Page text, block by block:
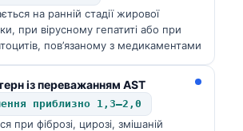
на ранній стадії жирової
при вірусному гепатиті або при
пов’язаному з медикаментами
із переважанням AST
приблизно 1,3–2,0
при фіброзі, цирозі, змішаній